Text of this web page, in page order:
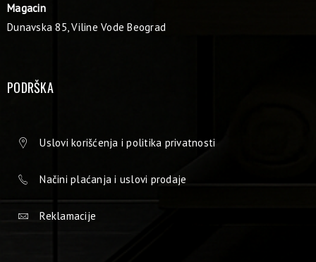
Magacin
Dunavska 85, Viline Vode Beograd
PODRŠKA
Uslovi korišćenja i politika privatnosti
Načini plaćanja i uslovi prodaje
Reklamacije